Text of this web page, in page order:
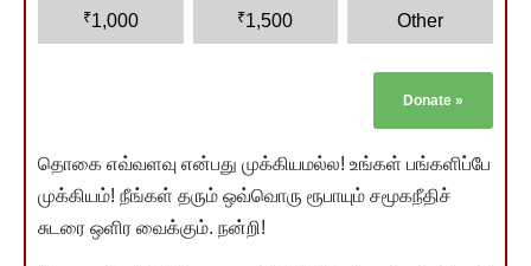
₹1,000 ₹1,500 Other
Donate »
தொகை எவ்வளவு என்பது முக்கியமல்ல! உங்கள் பங்களிப்பே
முக்கியம்! நீங்கள் தரும் ஒவ்வொரு ரூபாயும் சமூகநீதிச்
சுடரை ஒளிர வைக்கும். நன்றி!